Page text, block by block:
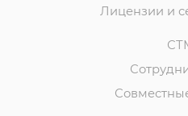
Лицензии и